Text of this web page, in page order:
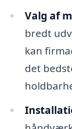
Valg af
bredt
kan
det